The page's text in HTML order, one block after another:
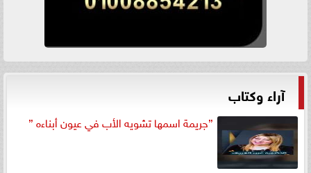
آراء وكتاب
”جريمة اسمها تشويه الأب في عيون أبناءه ”